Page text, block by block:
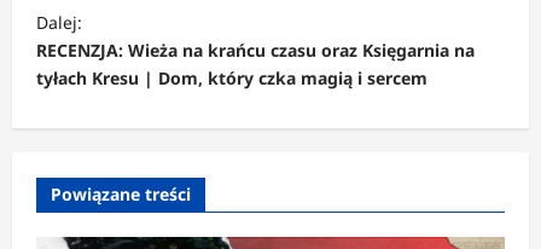
a
c
z
w
i
Dalej:
RECENZJA: Wieża na krańcu czasu oraz Księgarnia na
tyłach Kresu | Dom, który czka magią i sercem
Powiązane treści